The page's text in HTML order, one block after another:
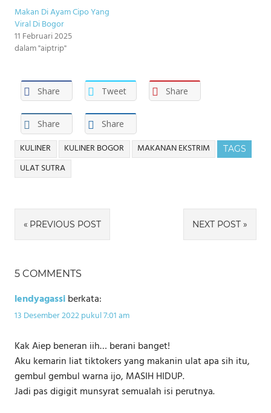
Makan Di Ayam Cipo Yang
Viral Di Bogor
11 Februari 2025
dalam "aiptrip"
Share Tweet Share
Share Share
TAGS
KULINER KULINER BOGOR
MAKANAN EKSTRIM
ULAT SUTRA
Navigasi
pos
PREVIOUS POST NEXT POST
5 COMMENTS
lendyagassiberkata:
13 Desember 2022 pukul 7:01 am
Kak Aiep beneran iih… berani banget!
Aku kemarin liat tiktokers yang makanin ulat apa sih itu,
gembul gembul warna ijo, MASIH HIDUP.
Jadi pas digigit munsyrat semualah isi perutnya.